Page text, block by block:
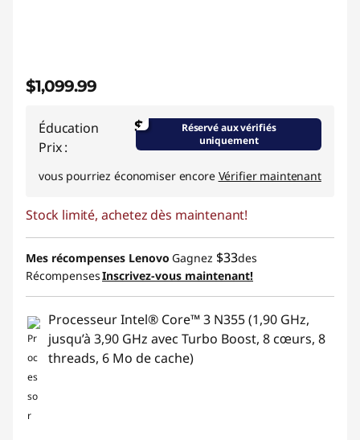
$1,099.99
Éducation
Prix :
$
Réservé aux vérifiés
uniquement
vous pourriez économiser encore Vérifier maintenant
Stock limité, achetez dès maintenant!
Mes récompenses Lenovo Gagnez $33des
RécompensesInscrivez-vous maintenant!
Processeur Intel® Core™ 3 N355 (1,90 GHz,
jusqu’à 3,90 GHz avec Turbo Boost, 8 cœurs, 8
threads, 6 Mo de cache)